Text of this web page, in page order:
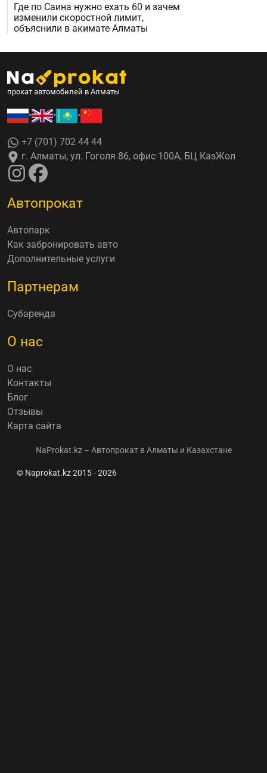
Где по Саина нужно ехать 60 и зачем
изменили скоростной лимит,
объяснили в акимате Алматы
прокат автомобилей в Алматы
• • •
+7 (701) 702 44 44
г. Алматы, ул. Гоголя 86, офис 100А, БЦ КазЖол
Автопрокат
Автопарк
Как забронировать авто
Дополнительные услуги
Партнерам
Субаренда
О нас
О нас
Контакты
Блог
Отзывы
Карта сайта
NaProkat.kz – Автопрокат в Алматы и Казахстане
© Naprokat.kz 2015 - 2026